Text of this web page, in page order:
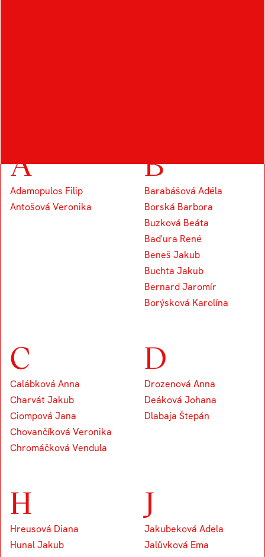
A
Adamopulos Filip
Antošová Veronika
B
Barabášová Adéla
Borská Barbora
Buzková Beáta
Baďura René
Beneš Jakub
Buchta Jakub
Bernard Jaromír
Borýsková Karolína
C
Calábková Anna
Charvát Jakub
Ciompová Jana
Chovančíková Veronika
Chromáčková Vendula
D
Drozenová Anna
Deáková Johana
Dlabaja Štepán
H
Hreusová Diana
Hunal Jakub
J
Jakubeková Adela
Jalůvková Ema